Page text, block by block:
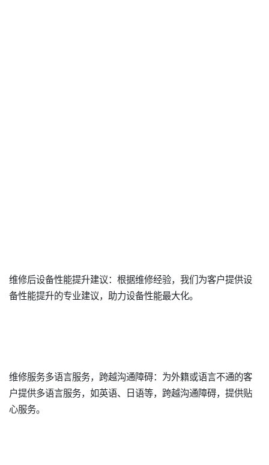
维修后设备性能提升建议：根据维修经验，我们为客户提供设
备性能提升的专业建议，助力设备性能最大化。
维修服务多语言服务，跨越沟通障碍：为外籍或语言不通的客
户提供多语言服务，如英语、日语等，跨越沟通障碍，提供贴
心服务。